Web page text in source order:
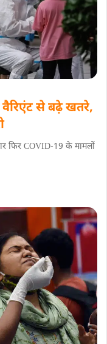
वैरिएंट से बढ़े खतरे,
फिर COVID-19 के मामलों